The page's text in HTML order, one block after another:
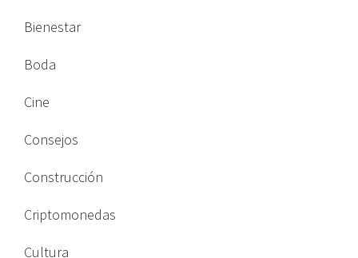
Bienestar
Boda
Cine
Consejos
Construcción
Criptomonedas
Cultura